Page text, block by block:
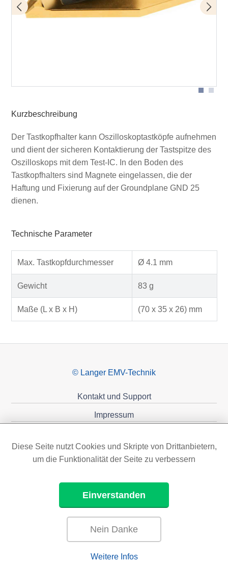
Kurzbeschreibung
Der Tastkopfhalter kann Oszilloskoptastköpfe aufnehmen
und dient der sicheren Kontaktierung der Tastspitze des
Oszilloskops mit dem Test-IC. In den Boden des
Tastkopfhalters sind Magnete eingelassen, die der
Haftung und Fixierung auf der Groundplane GND 25
dienen.
Technische Parameter
Max. Tastkopfdurchmesser Ø 4.1 mm
Gewicht 83 g
Maße (L x B x H) (70 x 35 x 26) mm
© Langer EMV-Technik
Kontakt und Support
Impressum
Diese Seite nutzt Cookies und Skripte von Drittanbietern,
um die Funktionalität der Seite zu verbessern
Einverstanden
Nein Danke
Weitere Infos